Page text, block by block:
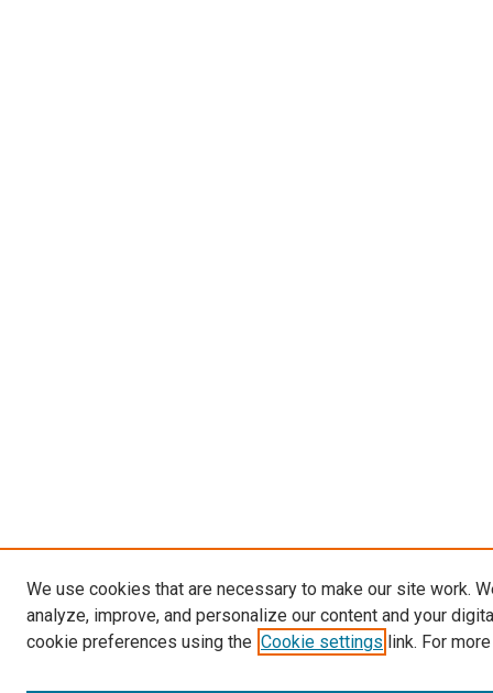
We use cookies that are necessary to make our site work.
analyze, improve, and personalize our content and your
cookie preferences using the Cookie settings link. For